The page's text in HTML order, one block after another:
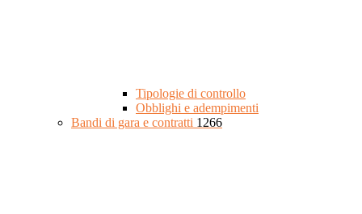
Tipologie di controllo
Obblighi e adempimenti
Bandi di gara e contratti 1266